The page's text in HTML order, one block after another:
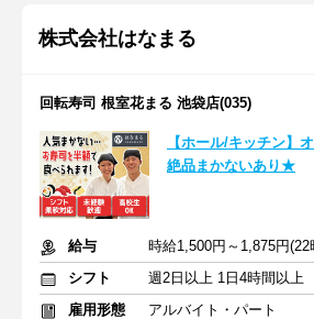
株式会社はなまる
回転寿司 根室花まる 池袋店(035)
【ホール/キッチン】
絶品まかないあり★
給与
シフト
週2日以上 1日4時間以上
雇用形態
アルバイト・パート